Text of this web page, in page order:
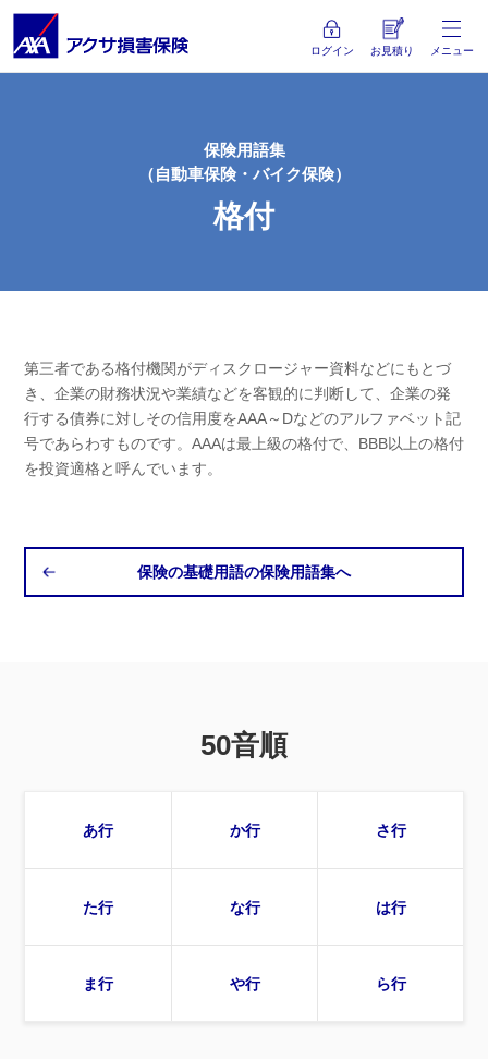
ログイン お見積り メニュー
保険用語集
（自動車保険・バイク保険）
格付
第三者である格付機関がディスクロージャー資料などにもとづ
き、企業の財務状況や業績などを客観的に判断して、企業の発
行する債券に対しその信用度をAAA～Dなどのアルファベット記
号であらわすものです。AAAは最上級の格付で、BBB以上の格付
を投資適格と呼んでいます。
保険の基礎用語の保険用語集へ
50音順
あ行 か行 さ行
た行 な行 は行
ま行 や行 ら行